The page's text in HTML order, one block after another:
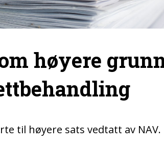
høyere
til høyere sats vedtatt av NAV.